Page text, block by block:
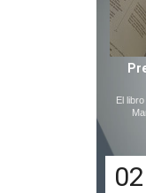
El
02